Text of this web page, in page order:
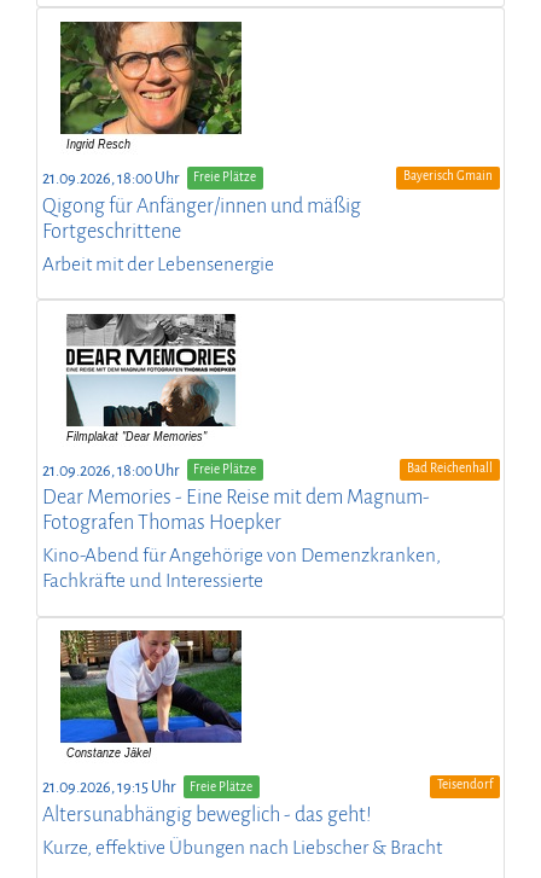
21.09.2026, 18:00 Uhr Freie Plätze Bayerisch Gmain
Qigong für Anfänger/innen und mäßig
Fortgeschrittene
Arbeit mit der Lebensenergie
21.09.2026, 18:00 Uhr Freie Plätze Bad Reichenhall
Dear Memories - Eine Reise mit dem Magnum-
Fotografen Thomas Hoepker
Kino-Abend für Angehörige von Demenzkranken,
Fachkräfte und Interessierte
21.09.2026, 19:15 Uhr Freie Plätze Teisendorf
Altersunabhängig beweglich - das geht!
Kurze, effektive Übungen nach Liebscher & Bracht